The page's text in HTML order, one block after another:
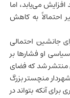
در بریتانیا از ماه ژوئیه ۱۳ درصد افزایش می‌یابد، اما
به کاهش
جانشین احتمالی
سیاسی او فشارها بر
منتشر شد که فضای
شهردار منچستر بزرگ
برای آنکه بتواند در